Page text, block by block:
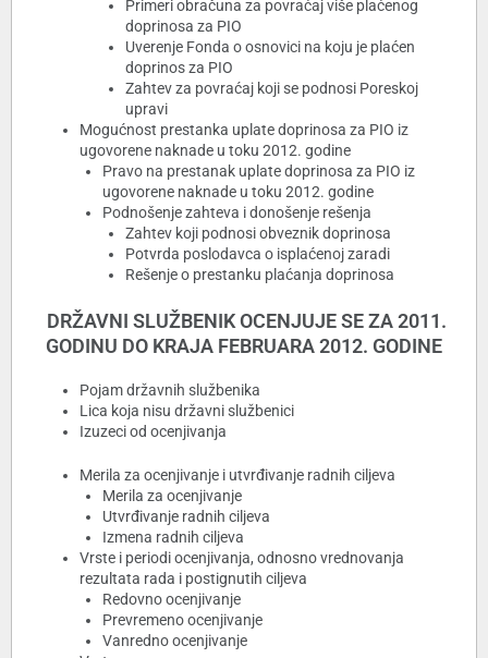
Primeri obračuna za povraćaj više plaćenog
doprinosa za PIO
Uverenje Fonda o osnovici na koju je plaćen
doprinos za PIO
Zahtev za povraćaj koji se podnosi Poreskoj
upravi
Mogućnost prestanka uplate doprinosa za PIO iz
ugovorene naknade u toku 2012. godine
Pravo na prestanak uplate doprinosa za PIO iz
ugovorene naknade u toku 2012. godine
Podnošenje zahteva i donošenje rešenja
Zahtev koji podnosi obveznik doprinosa
Potvrda poslodavca o isplaćenoj zaradi
Rešenje o prestanku plaćanja doprinosa
DRŽAVNI SLUŽBENIK OCENJUJE SE ZA 2011.
GODINU DO KRAJA FEBRUARA 2012. GODINE
Pojam državnih službenika
Lica koja nisu državni službenici
Izuzeci od ocenjivanja
Merila za ocenjivanje i utvrđivanje radnih ciljeva
Merila za ocenjivanje
Utvrđivanje radnih ciljeva
Izmena radnih ciljeva
Vrste i periodi ocenjivanja, odnosno vrednovanja
rezultata rada i postignutih ciljeva
Redovno ocenjivanje
Prevremeno ocenjivanje
Vanredno ocenjivanje